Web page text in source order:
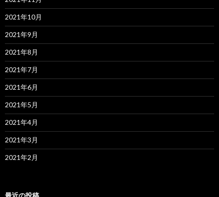
2021年10月
2021年9月
2021年8月
2021年7月
2021年6月
2021年5月
2021年4月
2021年3月
2021年2月
最近の投稿